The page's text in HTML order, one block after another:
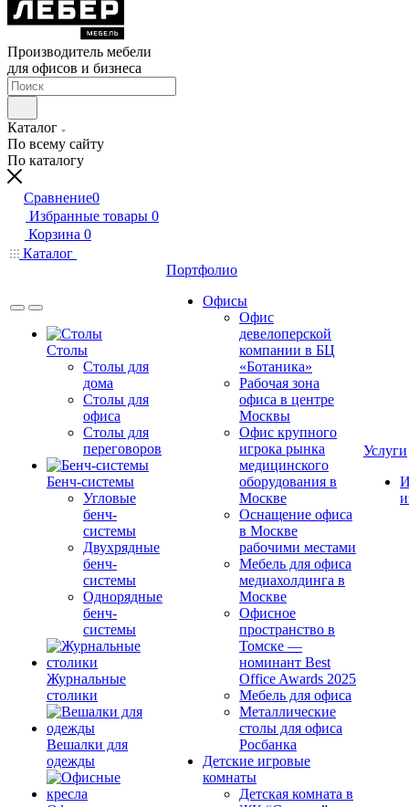
Производитель мебели
для офисов и бизнеса
Каталог
По всему сайту
По каталогу
Сравнение0
Избранные товары 0
Корзина 0
Каталог
Столы
Столы для
дома
Столы для
офиса
Столы для
переговоров
Бенч-системы
Угловые
бенч-
системы
Двухрядные
бенч-
системы
Однорядные
бенч-
системы
Журнальные
столики
Вешалки для
одежды
Портфолио
Офисы
Офис
девелоперской
компании в БЦ
«Ботаника»
Рабочая зона
офиса в центре
Москвы
Офис крупного
игрока рынка
медицинского
оборудования в
Москве
Оснащение офиса
в Москве
рабочими местами
Мебель для офиса
медиахолдинга в
Москве
Офисное
пространство в
Томске —
номинант Best
Office Awards 2025
Мебель для офиса
Металлические
столы для офиса
Росбанка
Детские игровые
комнаты
Детская комната в
Услуги